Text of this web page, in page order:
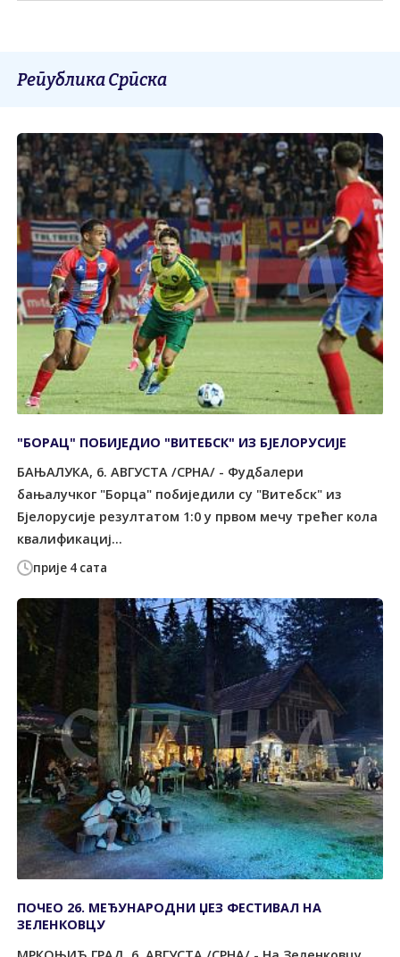
Република Српска
прије 4 сата
"БОРАЦ" ПОБИЈЕДИО "ВИТЕБСК" ИЗ БЈЕЛОРУСИЈЕ
БАЊАЛУКА, 6. АВГУСТА /СРНА/ - Фудбалери
бањалучког "Борца" побиједили су "Витебск" из
Бјелорусије резултатом 1:0 у првом мечу трећег кола
квалификациј...
ПОЧЕО 26. МЕЂУНАРОДНИ ЏЕЗ ФЕСТИВАЛ НА
ЗЕЛЕНКОВЦУ